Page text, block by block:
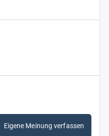
Eigene Meinung verfassen